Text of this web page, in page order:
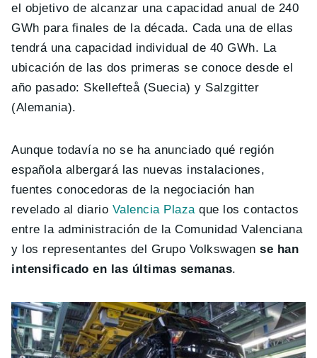
el objetivo de alcanzar una capacidad anual de 240
GWh para finales de la década. Cada una de ellas
tendrá una capacidad individual de 40 GWh. La
ubicación de las dos primeras se conoce desde el
año pasado: Skellefteå (Suecia) y Salzgitter
(Alemania).
Aunque todavía no se ha anunciado qué región
española albergará las nuevas instalaciones,
fuentes conocedoras de la negociación han
revelado al diario Valencia Plaza que los contactos
entre la administración de la Comunidad Valenciana
y los representantes del Grupo Volkswagense han
intensificado en las últimas semanas.